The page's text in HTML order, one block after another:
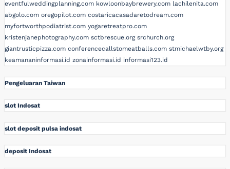
eventfulweddingplanning.com kowloonbaybrewery.com lachilenita.com
abgolo.com oregopilot.com costaricacasadaretodream.com
myfortworthpodiatrist.com yogaretreatpro.com
kristenjanephotography.com sctbrescue.org srchurch.org
giantrusticpizza.com conferencecallstomeatballs.com stmichaelwtby.org
keamananinformasi.id zonainformasi.id informasi123.id
Pengeluaran Taiwan
slot Indosat
slot deposit pulsa indosat
deposit Indosat